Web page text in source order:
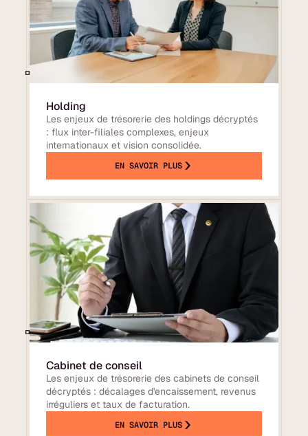
Holding
Les enjeux de trésorerie des holdings décryptés
: flux inter-filiales complexes, enjeux
internationaux et vision consolidée.
EN SAVOIR PLUS
Cabinet de conseil
Les enjeux de trésorerie des cabinets de conseil
décryptés : décalages d'encaissement, revenus
irréguliers et taux de facturation.
EN SAVOIR PLUS